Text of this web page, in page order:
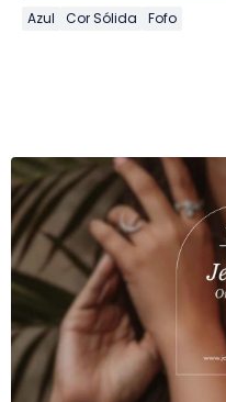
Azul Cor Sólida Fofo